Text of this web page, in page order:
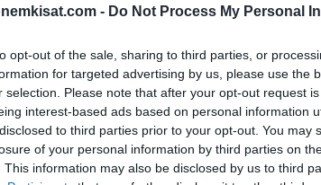
- Do Not Process My Personal
opt-out of the sale, sharing to third parties, or
for targeted advertising by us, please use the
selection. Please note that after your opt-out request
interest-based ads based on personal information
to third parties prior to your opt-out. You may
of your personal information by third parties on
This information may also be disclosed by us to third
Lohkon toinen sija on tyrkyllä jokaiselle näille
on todella mielenkiintoinen joukkue